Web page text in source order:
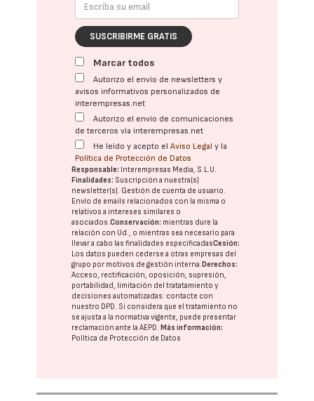
SUSCRIBIRME GRATIS
Marcar todos
Autorizo el envío de newsletters y
avisos informativos personalizados de
interempresas.net
Autorizo el envío de comunicaciones
de terceros vía interempresas.net
He leído y acepto elAviso Legal y la
Política de Protección de Datos
Responsable: Interempresas Media, S.L.U.
Finalidades: Suscripción a nuestra(s)
newsletter(s). Gestión de cuenta de usuario.
Envío de emails relacionados con la misma o
relativos a intereses similares o
asociados.Conservación: mientras dure la
relación con Ud., o mientras sea necesario para
llevar a cabo las finalidades especificadasCesión:
Los datos pueden cederse a otras empresas del
grupo por motivos de gestión interna.Derechos:
Acceso, rectificación, oposición, supresión,
portabilidad, limitación del tratatamiento y
decisiones automatizadas: contacte con
nuestro DPD . Si considera que el tratamiento no
se ajusta a la normativa vigente, puede presentar
reclamación ante laAEPD .Más información:
Política de Protección de Datos